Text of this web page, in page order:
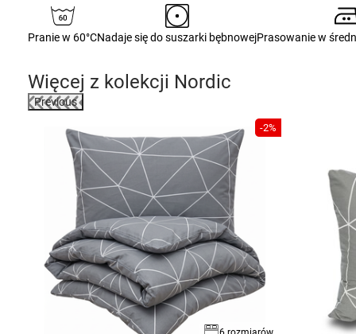
Pranie w 60°CNadaje się do suszarki bębnowejPrasowanie w
Więcej z kolekcji Nordic
Previous
-2%